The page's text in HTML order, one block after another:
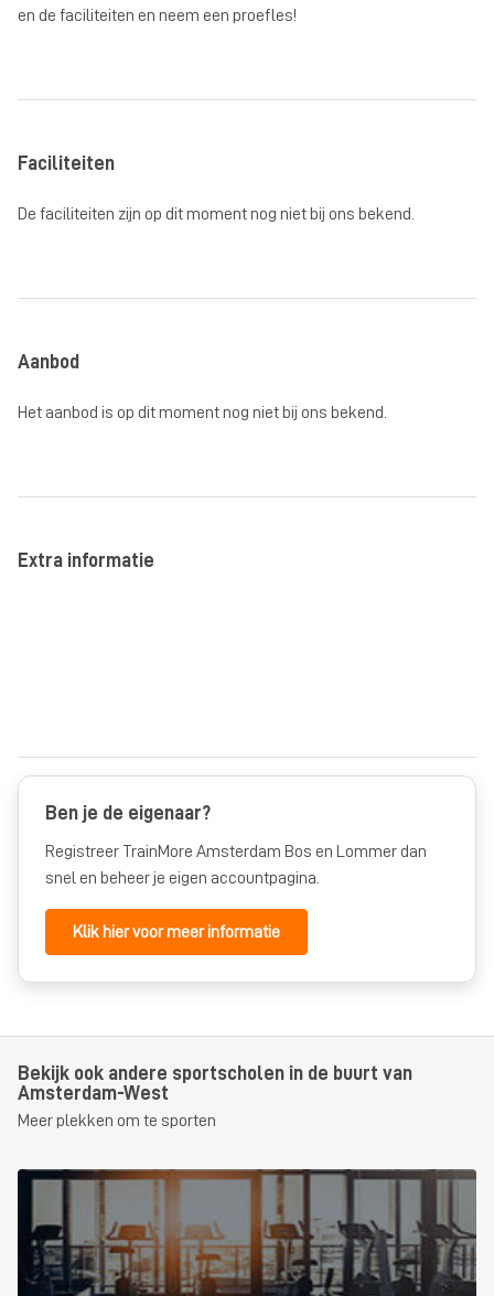
en de faciliteiten en neem een proefles!
Faciliteiten
De faciliteiten zijn op dit moment nog niet bij ons bekend.
Aanbod
Het aanbod is op dit moment nog niet bij ons bekend.
Extra informatie
Ben je de eigenaar?
Registreer TrainMore Amsterdam Bos en Lommer dan
snel en beheer je eigen accountpagina.
Klik hier voor meer informatie
Bekijk ook andere sportscholen in de buurt van
Amsterdam-West
Meer plekken om te sporten